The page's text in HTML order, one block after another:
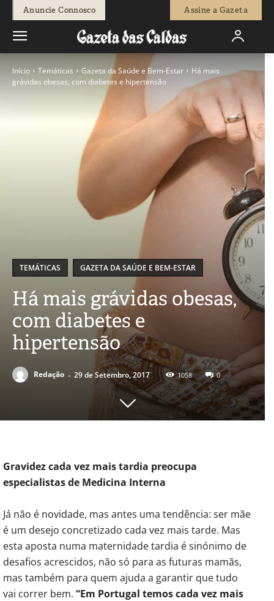
Anuncie Connosco Assine a Gazeta
Início Temáticas Gazeta da Saúde e Bem-Estar
Há mais
grávidas obesas, com diabetes e hipertensão
TEMÁTICAS GAZETA DA SAÚDE E BEM-ESTAR
Há mais grávidas obesas,
com diabetes e
hipertensão
Redação - 29 de Setembro, 2017 1058 0
Gravidez cada vez mais tardia preocupa
especialistas de Medicina Interna
Já não é novidade, mas antes uma tendência: ser mãe
é um desejo concretizado cada vez mais tarde. Mas
esta aposta numa maternidade tardia é sinónimo de
desafios acrescidos, não só para as futuras mamãs,
mas também para quem ajuda a garantir que tudo
vai correr bem. “Em Portugal temos cada vez mais